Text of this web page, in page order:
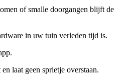
of smalle doorgangen blijft de
in uw tuin verleden tijd is.
laat geen sprietje overstaan.